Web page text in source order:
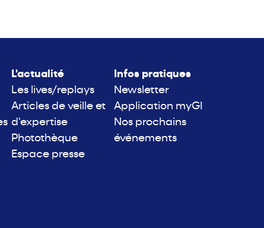
L'actualité
Les lives/replays
Articles de veille et
d'expertise
Photothèque
Espace presse
Infos pratiques
Newsletter
Application myGI
Nos prochains
événements